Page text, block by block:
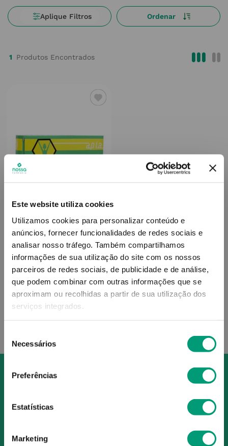
Este website utiliza cookies
Utilizamos cookies para personalizar conteúdo e
anúncios, fornecer funcionalidades de redes sociais e
analisar nosso tráfego. Também compartilhamos
informações de sua utilização do site com os nossos
parceiros de redes sociais, de publicidade e de análise,
que podem combinar com outras informações que se
aproximam ou recolhidas a partir de sua utilização dos
serviços integrados.
Necessários
Preferências
Estatísticas
Marketing
1
NATIRIS
Api-Slender Api-Linha
Drageias 100
37 ,54 €
ADICIONAR
O Grupo Nossa Farmácia é o maior grupo de farmácias em
Portugal, conta atualmente com cerca de mais de 350
farmácias que partilham os mesmos valores, ideais e